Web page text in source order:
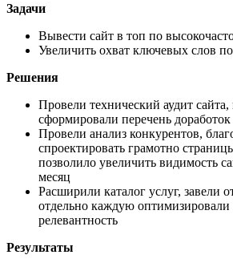
Задачи
Вывести сайт в топ по
Увеличить охват ключевых слов
Решения
Провели технический аудит сайта,
сформировали перечень
Провели анализ конкурентов,
спроектировать грамотно
позволило увеличить видимость
месяц
Расширили каталог услуг, завели
отдельно каждую оптимизировали
релевантность
Результаты